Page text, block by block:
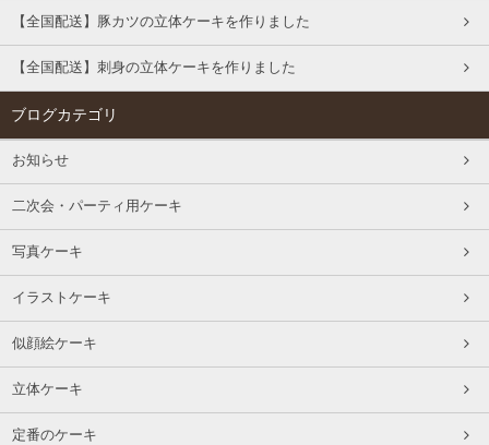
【全国配送】豚カツの立体ケーキを作りました
【全国配送】刺身の立体ケーキを作りました
ブログカテゴリ
お知らせ
二次会・パーティ用ケーキ
写真ケーキ
イラストケーキ
似顔絵ケーキ
立体ケーキ
定番のケーキ